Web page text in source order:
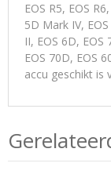
EOS R5, EOS
5D Mark IV,
II, EOS 6D,
EOS 70D, EOS
accu geschikt is